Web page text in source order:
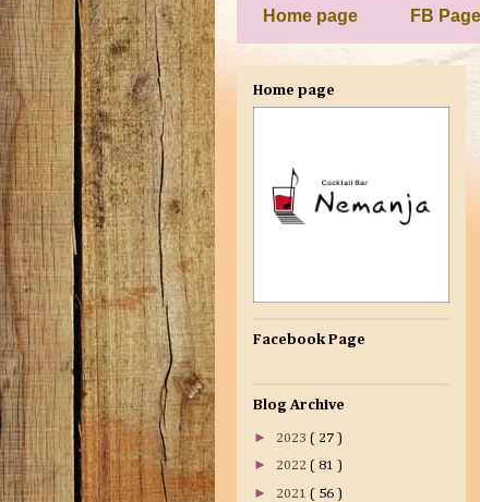
Home page FB Page
Home page
Facebook Page
Blog Archive
► 2023 ( 27 )
► 2022 ( 81 )
► 2021 ( 56 )